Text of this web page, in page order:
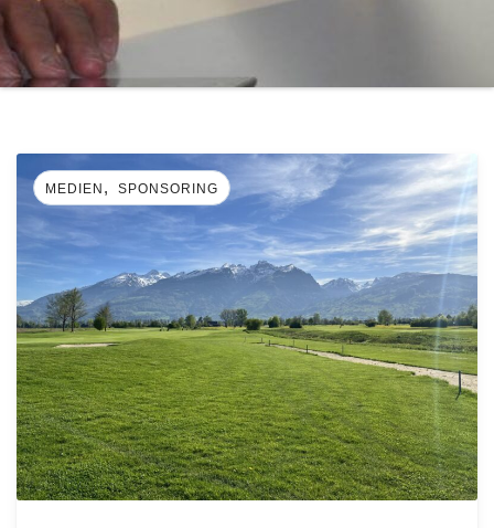
MEDIEN , SPONSORING